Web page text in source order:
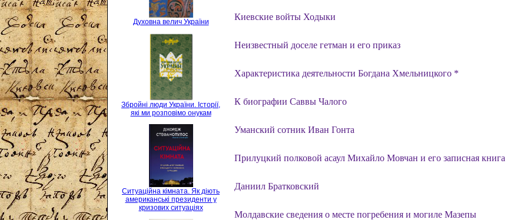
Духовна велич України
Збройні люди України. Історії,
які ми розповімо онукам
Ситуаційна кімната. Як діють
американські президенти у
кризових ситуаціях
Киевские войты Ходыки
Неизвестный доселе гетман и его приказ
Характеристика деятельности Богдана Хмельницкого *
К биографии Саввы Чалого
Уманский сотник Иван Гонта
Прилуцкий полковой асаул Михайло Мовчан и его записная книга
Даниил Братковский
Молдавские сведения о месте погребения и могиле Мазепы